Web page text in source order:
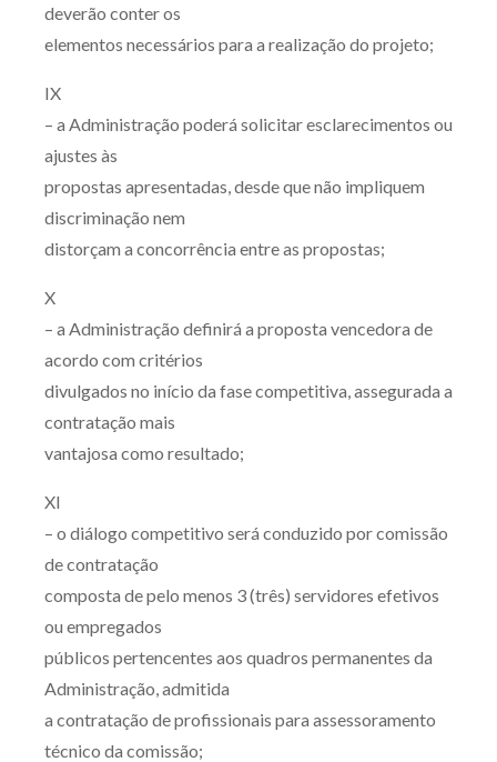
deverão conter os
elementos necessários para a realização do projeto;
IX
– a Administração poderá solicitar esclarecimentos ou
ajustes às
propostas apresentadas, desde que não impliquem
discriminação nem
distorçam a concorrência entre as propostas;
X
– a Administração definirá a proposta vencedora de
acordo com critérios
divulgados no início da fase competitiva, assegurada a
contratação mais
vantajosa como resultado;
XI
– o diálogo competitivo será conduzido por comissão
de contratação
composta de pelo menos 3 (três) servidores efetivos
ou empregados
públicos pertencentes aos quadros permanentes da
Administração, admitida
a contratação de profissionais para assessoramento
técnico da comissão;